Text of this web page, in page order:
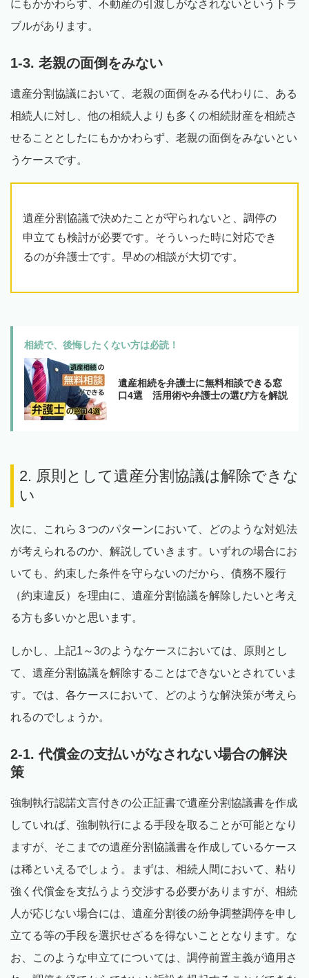
にもかかわらず、不動産の引渡しがなされないというトラ
ブルがあります。
1-3. 老親の面倒をみない
遺産分割協議において、老親の面倒をみる代わりに、ある
相続人に対し、他の相続人よりも多くの相続財産を相続さ
せることとしたにもかかわらず、老親の面倒をみないとい
うケースです。
遺産分割協議で決めたことが守られないと、調停の
申立ても検討が必要です。そういった時に対応でき
るのが弁護士です。早めの相談が大切です。
相続で、後悔したくない方は必読！
遺産相続を弁護士に無料相談できる窓
口4選 活用術や弁護士の選び方を解説
2. 原則として遺産分割協議は解除できな
い
次に、これら３つのパターンにおいて、どのような対処法
が考えられるのか、解説していきます。いずれの場合にお
いても、約束した条件を守らないのだから、債務不履行
（約束違反）を理由に、遺産分割協議を解除したいと考え
る方も多いかと思います。
しかし、上記1～3のようなケースにおいては、原則とし
て、遺産分割協議を解除することはできないとされていま
す。では、各ケースにおいて、どのような解決策が考えら
れるのでしょうか。
2-1. 代償金の支払いがなされない場合の解決
策
強制執行認諾文言付きの公正証書で遺産分割協議書を作成
していれば、強制執行による手段を取ることが可能となり
ますが、そこまでの遺産分割協議書を作成しているケース
は稀といえるでしょう。まずは、相続人間において、粘り
強く代償金を支払うよう交渉する必要がありますが、相続
人が応じない場合には、遺産分割後の紛争調整調停を申し
立てる等の手段を選択せざるを得ないこととなります。な
お、このような申立てについては、調停前置主義が適用さ